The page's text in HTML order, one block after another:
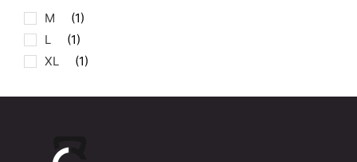
M
(1)
L
(1)
XL
(1)